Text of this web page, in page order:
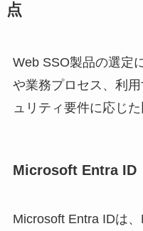
点
Web SSO製品の選定
や業務プロセス、利
ュリティ要件に応じ
Microsoft Entra ID
Microsoft Entra IDは